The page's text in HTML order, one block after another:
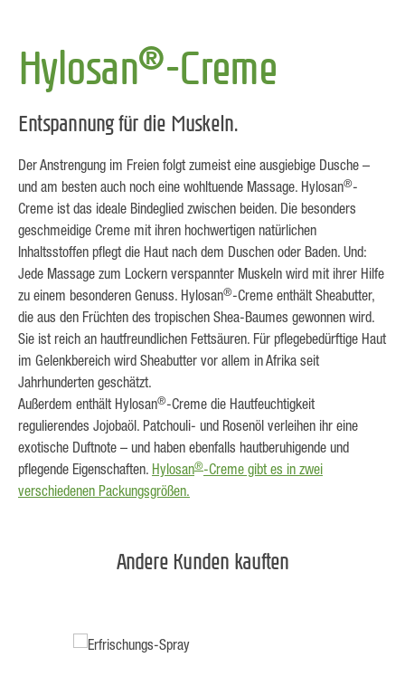
Hylosan®-Creme
Entspannung für die Muskeln.
Der Anstrengung im Freien folgt zumeist eine ausgiebige Dusche –
und am besten auch noch eine wohltuende Massage. Hylosan®-
Creme ist das ideale Bindeglied zwischen beiden. Die besonders
geschmeidige Creme mit ihren hochwertigen natürlichen
Inhaltsstoffen pflegt die Haut nach dem Duschen oder Baden. Und:
Jede Massage zum Lockern verspannter Muskeln wird mit ihrer Hilfe
zu einem besonderen Genuss. Hylosan®-Creme enthält Sheabutter,
die aus den Früchten des tropischen Shea-Baumes gewonnen wird.
Sie ist reich an hautfreundlichen Fettsäuren. Für pflegebedürftige Haut
im Gelenkbereich wird Sheabutter vor allem in Afrika seit
Jahrhunderten geschätzt.
Außerdem enthält Hylosan®-Creme die Hautfeuchtigkeit
regulierendes Jojobaöl. Patchouli- und Rosenöl verleihen ihr eine
exotische Duftnote – und haben ebenfalls hautberuhigende und
pflegende Eigenschaften. Hylosan®-Creme gibt es in zwei
verschiedenen Packungsgrößen.
Andere Kunden kauften